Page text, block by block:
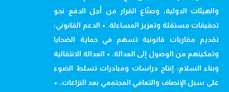
والهيئات الدولية، وصنّاع القرار من أجل الدفع نحو
تحقيقات مستقلة وتعزيز المساءلة. • الدعم القانوني:
تقديم مقاربات قانونية تسهم في حماية الضحايا
وتمكينهم من الوصول إلى العدالة. • العدالة الانتقالية
وبناء السلام: إنتاج دراسات ومبادرات تسلط الضوء
على سبل الإنصاف والتعافي المجتمعي بعد النزاعات. •